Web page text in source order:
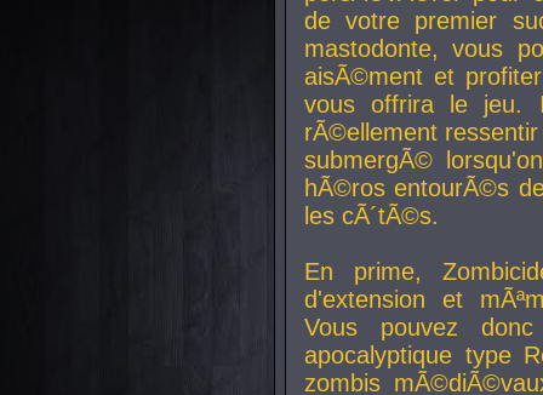
de votre premier
mastodonte, vous
aisÃ©ment et
vous offrira le jeu.
rÃ©ellement
submergÃ©
hÃ©ros entourÃ©s
les cÃ´tÃ©s.
En prime,
d'extension et
Vous pouvez
apocalyptique type
zombis